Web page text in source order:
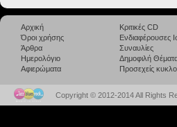
Αρχική
Όροι χρήσης
Άρθρα
Ημερολόγιο
Αφιερώματα
Κριτικές CD
Ενδιαφέρουσες
Συναυλίες
Δημοφιλή
Προσεχείς
Copyright © 2012-2014 All Rights